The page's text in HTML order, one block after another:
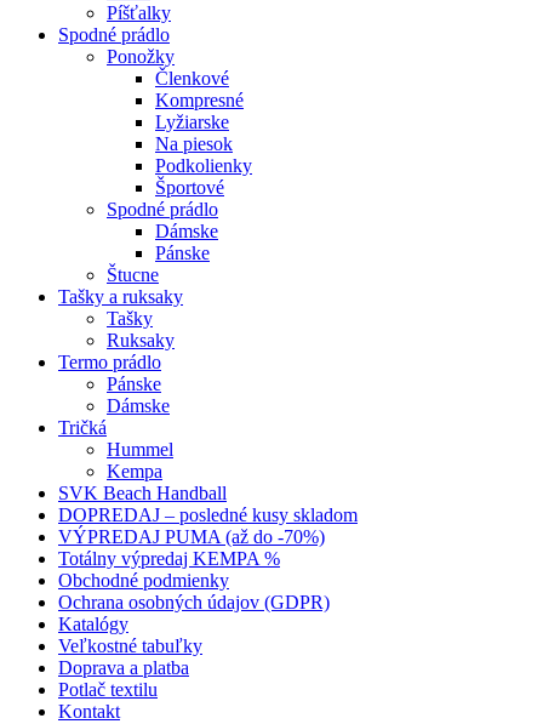
Píšťalky
Spodné prádlo
Ponožky
Členkové
Kompresné
Lyžiarske
Na piesok
Podkolienky
Športové
Spodné prádlo
Dámske
Pánske
Štucne
Tašky a ruksaky
Tašky
Ruksaky
Termo prádlo
Pánske
Dámske
Tričká
Hummel
Kempa
SVK Beach Handball
DOPREDAJ – posledné kusy skladom
VÝPREDAJ PUMA (až do -70%)
Totálny výpredaj KEMPA %
Obchodné podmienky
Ochrana osobných údajov (GDPR)
Katalógy
Veľkostné tabuľky
Doprava a platba
Potlač textilu
Kontakt